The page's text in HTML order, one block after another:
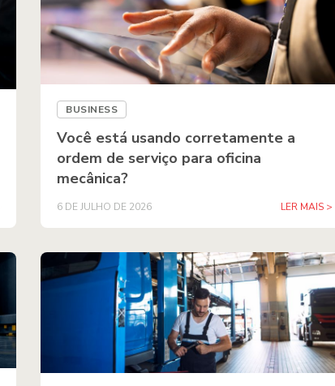
BUSINESS
Você está usando corretamente a
ordem de serviço para oficina
mecânica?
6 DE JULHO DE 2026 LER MAIS >